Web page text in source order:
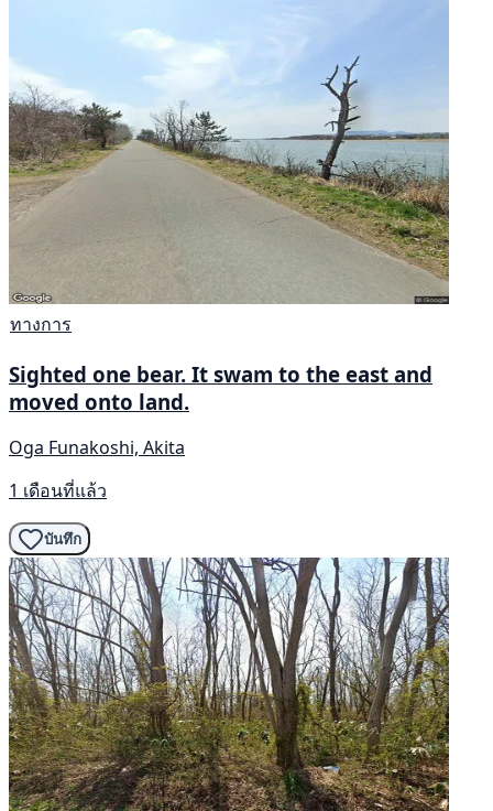
ทางการ
Sighted one bear. It swam to the east and
moved onto land.
Oga Funakoshi, Akita
1 เดือนที่แล้ว
บันทึก